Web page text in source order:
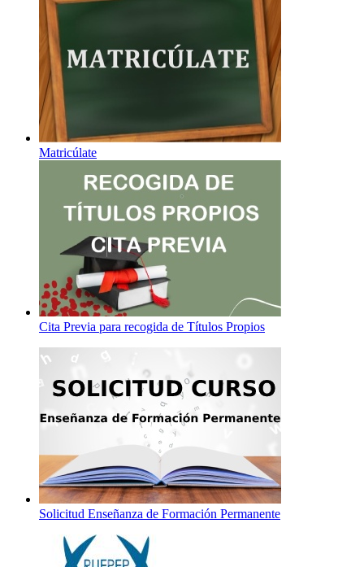
Matricúlate
Cita Previa para recogida de Títulos Propios
Solicitud Enseñanza de Formación Permanente